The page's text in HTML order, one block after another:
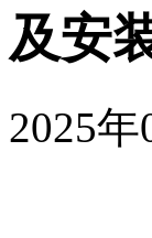
及安
2025年